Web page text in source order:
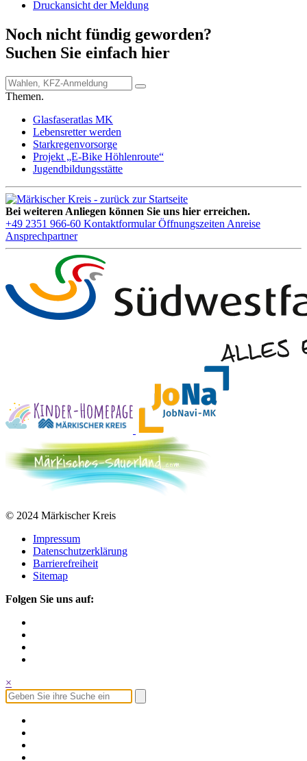
Druckansicht der Meldung
Noch nicht fündig geworden?
Suchen Sie einfach hier
Themen.
Glasfaseratlas MK
Lebensretter werden
Starkregenvorsorge
Projekt „E-Bike Höhlenroute“
Jugendbildungsstätte
Bei weiteren Anliegen können Sie uns hier erreichen.
+49 2351 966-60 Kontaktformular Öffnungszeiten Anreise
Ansprechpartner
© 2024 Märkischer Kreis
Impressum
Datenschutzerklärung
Barrierefreiheit
Sitemap
Folgen Sie uns auf:
×